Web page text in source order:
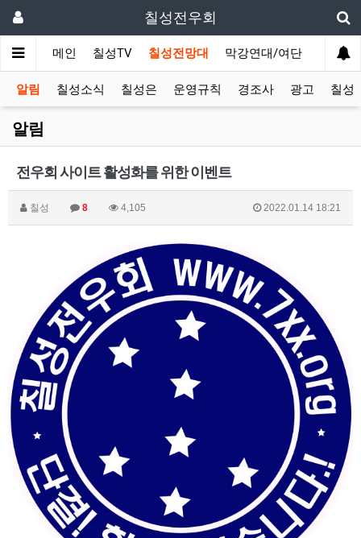
칠성전우회
메인 칠성TV 칠성전망대 막강연대/여단 사단
알림 칠성소식 칠성은 운영규칙 경조사 광고 칠성
알림
전우회 사이트 활성화를 위한 이벤트
칠성 8 4,105 2022.01.14 18:21